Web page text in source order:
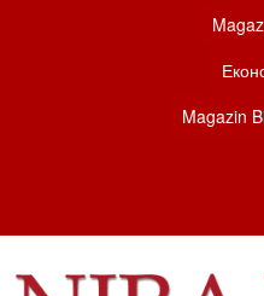
Magazin